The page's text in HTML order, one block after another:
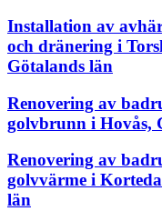
Installation av
och dränering i
Götalands län
Renovering av
golvbrunn i Hovås,
Renovering av
golvvärme i
län